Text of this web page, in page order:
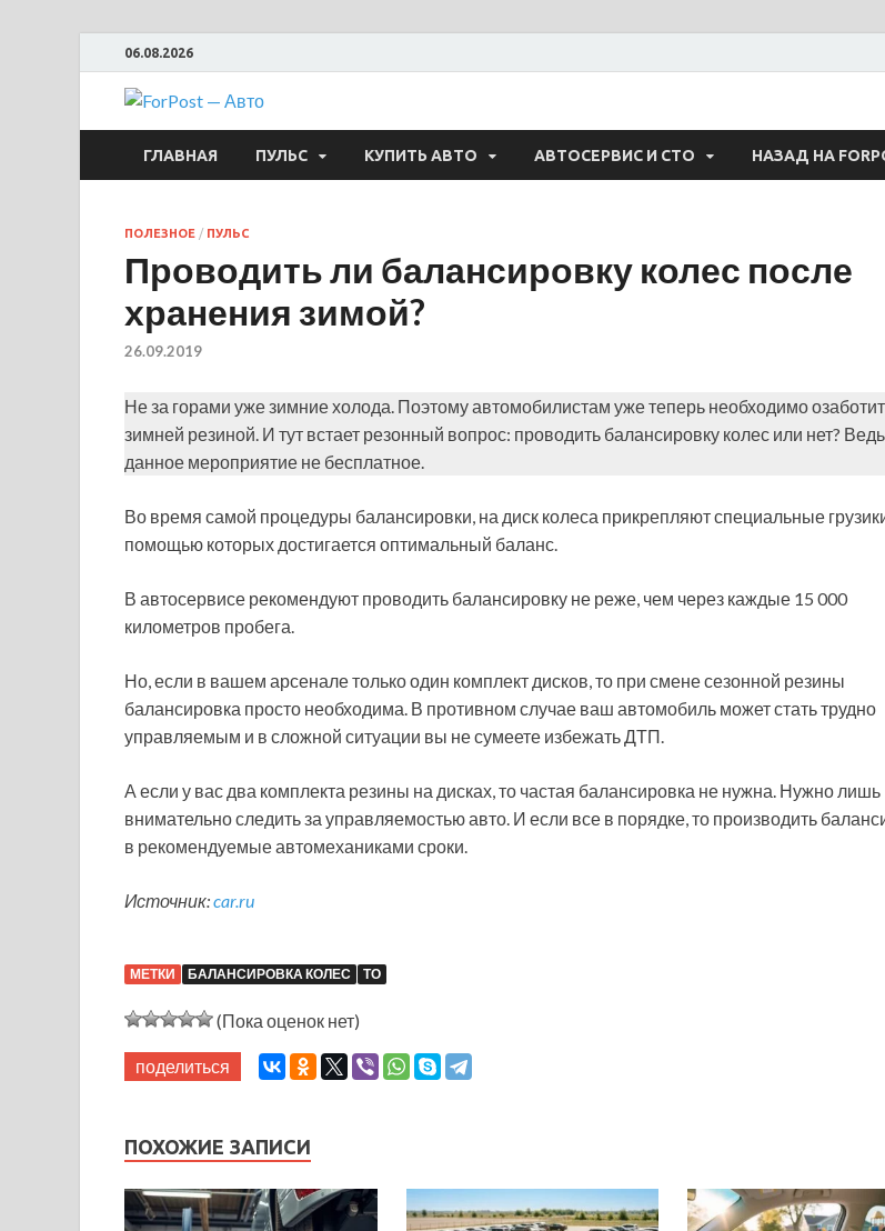
06.08.2026
ForPost — Авто
ГЛАВНАЯ ПУЛЬС КУПИТЬ АВТО АВТОСЕРВИС И СТО НАЗАД НА
ПОЛЕЗНОЕ / ПУЛЬС
Проводить ли балансировку колес после
хранения зимой?
26.09.2019
Не за горами уже зимние холода. Поэтому автомобилистам уже теперь необходимо
зимней резиной. И тут встает резонный вопрос: проводить балансировку колес или нет? Ведь
данное мероприятие не бесплатное.
Во время самой процедуры балансировки, на диск колеса прикрепляют специальные
помощью которых достигается оптимальный баланс.
В автосервисе рекомендуют проводить балансировку не реже, чем через каждые 15 000
километров пробега.
Но, если в вашем арсенале только один комплект дисков, то при смене сезонной резины
балансировка просто необходима. В противном случае ваш автомобиль может стать трудно
управляемым и в сложной ситуации вы не сумеете избежать ДТП.
А если у вас два комплекта резины на дисках, то частая балансировка не нужна. Нужно лишь
внимательно следить за управляемостью авто. И если все в порядке, то производить
в рекомендуемые автомеханиками сроки.
Источник:car.ru
МЕТКИ БАЛАНСИРОВКА КОЛЕС ТО
(Пока оценок нет)
поделиться
ПОХОЖИЕ ЗАПИСИ